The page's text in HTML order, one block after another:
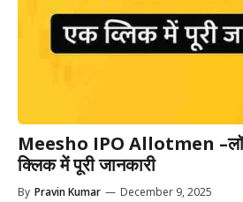
Meesho IPO Allotmen
क्लिक में पूरी जानकारी
By Pravin Kumar — December 9, 2025